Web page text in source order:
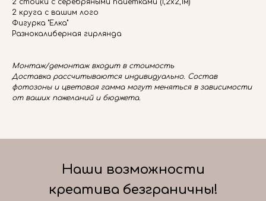
2 стойки с серебряными пайетками (1,2х2,1м)
2 круга с вашим лого
Фигурка "Елка"
Разнокалиберная гирлянда
Монтаж/демонтаж входит в стоимость
Доставка рассчитываются индивидуально. Состав
фотозоны и цветовая гамма могут меняться в зависимости
от ваших пожеланий и бюджета.
Наши возможности
креатива безграничны!